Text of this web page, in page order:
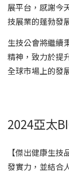
展平台，感謝今
技展業的蓬勃發
生技公會將繼續
精神，致力於提
全球市場上的發
2024亞太
【傑出健康生
發實力，並結合